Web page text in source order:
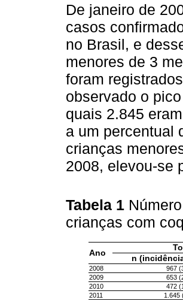
De janeiro de
casos
no Brasil, e
menores de 3
foram
observado o
quais 2.845
a um percentual
crianças
2008, elevou-se
Tabela 1
crianças com
Ano
n
2008
967
2009
653
2010
472
2011
1.645